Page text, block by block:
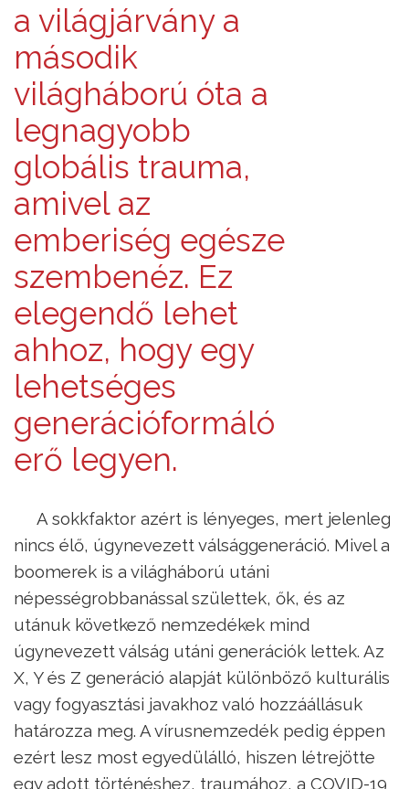
a világjárvány a
második
világháború óta a
legnagyobb
globális trauma,
amivel az
emberiség egésze
szembenéz. Ez
elegendő lehet
ahhoz, hogy egy
lehetséges
generációformáló
erő legyen.
A sokkfaktor azért is lényeges, mert jelenleg
nincs élő, úgynevezett válsággeneráció. Mivel a
boomerek is a világháború utáni
népességrobbanással születtek, ők, és az
utánuk következő nemzedékek mind
úgynevezett válság utáni generációk lettek. Az
X, Y és Z generáció alapját különböző kulturális
vagy fogyasztási javakhoz való hozzáállásuk
határozza meg. A vírusnemzedék pedig éppen
ezért lesz most egyedülálló, hiszen létrejötte
egy adott történéshez, traumához, a COVID-19